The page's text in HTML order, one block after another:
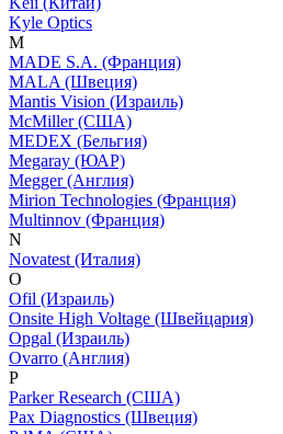
Kyle Optics
M
MADE S.A. (Франция)
MALA (Швеция)
Mantis Vision (Израиль)
McMiller (США)
MEDEX (Бельгия)
Megaray (ЮАР)
Megger (Англия)
Mirion Technologies (Франция)
Multinnov (Франция)
N
Novatest (Италия)
O
Ofil (Израиль)
Onsite High Voltage (Швейцария)
Opgal (Израиль)
Ovarro (Англия)
P
Parker Research (США)
Pax Diagnostics (Швеция)